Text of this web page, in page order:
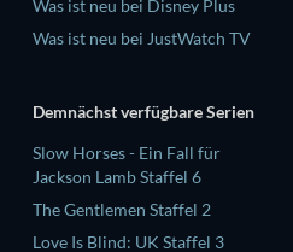
Was ist neu bei Disney Plus
Was ist neu bei JustWatch TV
Demnächst verfügbare Serien
Slow Horses - Ein Fall für
Jackson Lamb Staffel 6
The Gentlemen Staffel 2
Love Is Blind: UK Staffel 3